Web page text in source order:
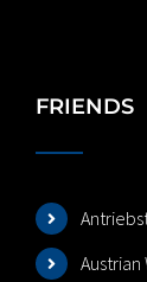
FRIENDS